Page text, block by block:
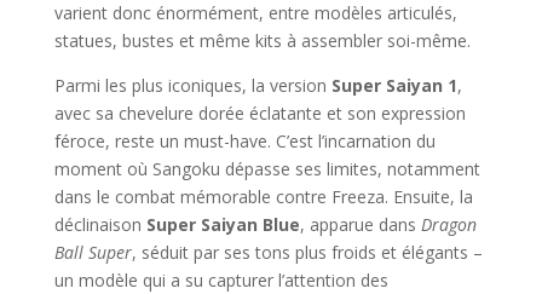
varient donc énormément, entre modèles articulés,
statues, bustes et même kits à assembler soi-même.
Parmi les plus iconiques, la version Super Saiyan 1,
avec sa chevelure dorée éclatante et son expression
féroce, reste un must-have. C’est l’incarnation du
moment où Sangoku dépasse ses limites, notamment
dans le combat mémorable contre Freeza. Ensuite, la
déclinaison Super Saiyan Blue, apparue dans Dragon
Ball Super, séduit par ses tons plus froids et élégants –
un modèle qui a su capturer l’attention des